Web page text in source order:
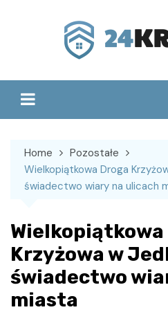
Home
Pozostałe
Wielkopiątkowa Droga
świadectwo wiary na ulicach
Wielkopiątkowa
Krzyżowa w
świadectwo
miasta